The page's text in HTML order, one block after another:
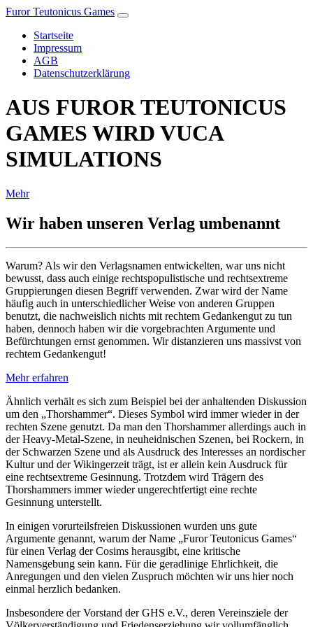
Furor Teutonicus Games
Startseite
Impressum
AGB
Datenschutzerklärung
AUS FUROR TEUTONICUS
GAMES WIRD VUCA
SIMULATIONS
Mehr
Wir haben unseren Verlag umbenannt
Warum? Als wir den Verlagsnamen entwickelten, war uns nicht
bewusst, dass auch einige rechtspopulistische und rechtsextreme
Gruppierungen diesen Begriff verwenden. Zwar wird der Name
häufig auch in unterschiedlicher Weise von anderen Gruppen
benutzt, die nachweislich nichts mit rechtem Gedankengut zu tun
haben, dennoch haben wir die vorgebrachten Argumente und
Befürchtungen ernst genommen. Wir distanzieren uns massivst von
rechtem Gedankengut!
Mehr erfahren
Ähnlich verhält es sich zum Beispiel bei der anhaltenden Diskussion
um den „Thorshammer“. Dieses Symbol wird immer wieder in der
rechten Szene genutzt. Da man den Thorshammer allerdings auch in
der Heavy-Metal-Szene, in neuheidnischen Szenen, bei Rockern, in
der Schwarzen Szene und als Ausdruck des Interesses an nordischer
Kultur und der Wikingerzeit trägt, ist er allein kein Ausdruck für
eine rechtsextreme Gesinnung. Trotzdem wird Trägern des
Thorshammers immer wieder ungerechtfertigt eine rechte
Gesinnung unterstellt.
In einigen vorurteilsfreien Diskussionen wurden uns gute
Argumente genannt, warum der Name „Furor Teutonicus Games“
für einen Verlag der Cosims herausgibt, eine kritische
Namensgebung sein kann. Für die geradlinige Ehrlichkeit, die
Anregungen und den vielen Zuspruch möchten wir uns hier noch
einmal herzlich bedanken.
Insbesondere der Vorstand der GHS e.V., deren Vereinsziele der